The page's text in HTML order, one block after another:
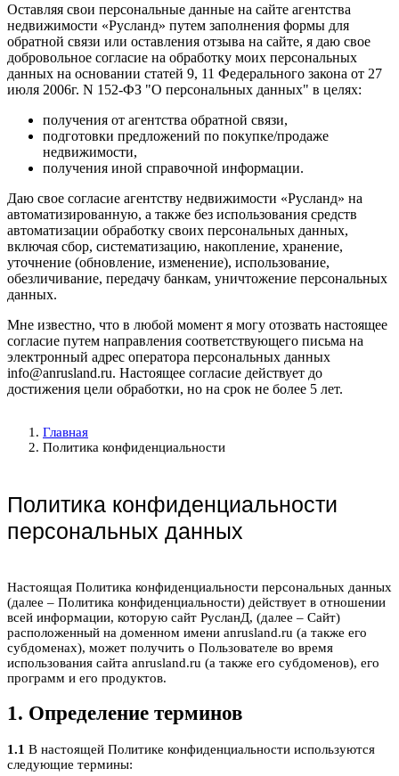
Оставляя свои персональные данные на сайте агентства
недвижимости «Русланд» путем заполнения формы для
обратной связи или оставления отзыва на сайте, я даю свое
добровольное согласие на обработку моих персональных
данных на основании статей 9, 11 Федерального закона от 27
июля 2006г. N 152-ФЗ "О персональных данных" в целях:
получения от агентства обратной связи,
подготовки предложений по покупке/продаже
недвижимости,
получения иной справочной информации.
Даю свое согласие агентству недвижимости «Русланд» на
автоматизированную, а также без использования средств
автоматизации обработку своих персональных данных,
включая сбор, систематизацию, накопление, хранение,
уточнение (обновление, изменение), использование,
обезличивание, передачу банкам, уничтожение персональных
данных.
Мне известно, что в любой момент я могу отозвать настоящее
согласие путем направления соответствующего письма на
электронный адрес оператора персональных данных
info@anrusland.ru. Настоящее согласие действует до
достижения цели обработки, но на срок не более 5 лет.
Главная
Политика конфиденциальности
Политика конфиденциальности
персональных данных
Настоящая Политика конфиденциальности персональных данных
(далее – Политика конфиденциальности) действует в отношении
всей информации, которую сайт РусланД, (далее – Сайт)
расположенный на доменном имени anrusland.ru (а также его
субдоменах), может получить о Пользователе во время
использования сайта anrusland.ru (а также его субдоменов), его
программ и его продуктов.
1. Определение терминов
1.1 В настоящей Политике конфиденциальности используются
следующие термины: